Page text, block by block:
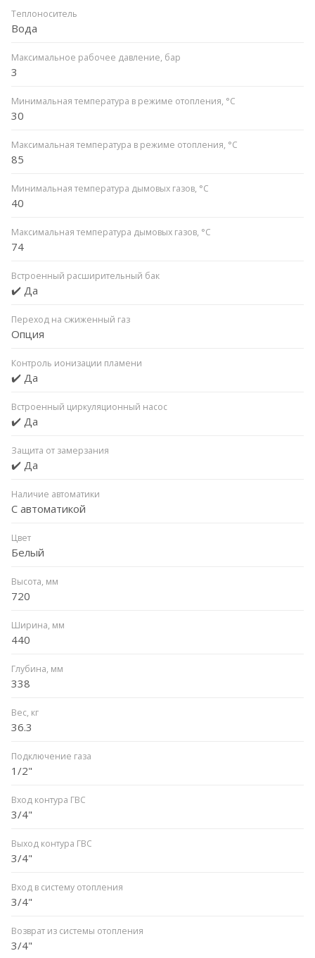
Теплоноситель
Вода
Максимальное рабочее давление, бар
3
Минимальная температура в режиме отопления, °C
30
Максимальная температура в режиме отопления, °C
85
Минимальная температура дымовых газов, °C
40
Максимальная температура дымовых газов, °C
74
Встроенный расширительный бак
✔️ Да
Переход на сжиженный газ
Опция
Контроль ионизации пламени
✔️ Да
Встроенный циркуляционный насос
✔️ Да
Защита от замерзания
✔️ Да
Наличие автоматики
С автоматикой
Цвет
Белый
Высота, мм
720
Ширина, мм
440
Глубина, мм
338
Вес, кг
36.3
Подключение газа
1/2"
Вход контура ГВС
3/4"
Выход контура ГВС
3/4"
Вход в систему отопления
3/4"
Возврат из системы отопления
3/4"